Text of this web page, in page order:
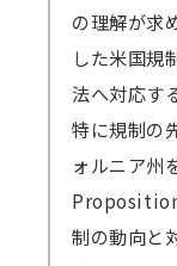
具合が起き
対応ブラウ
ストミーテ
（iOSや
インストー
→見逃し視
視聴できる
画へ）パス
＜見逃し視
メール
します。配
の理解が求
した米国規
法へ対応す
特に規制の
ォルニア州
Proposition
制の動向と